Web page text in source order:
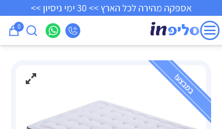
אספקה מהירה לכל הארץ >> 30 ימי ניסיון >>
0
במבצע!